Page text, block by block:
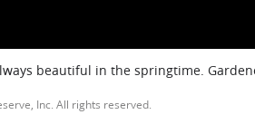
beautiful in the springtime.
Inc. All rights reserved.